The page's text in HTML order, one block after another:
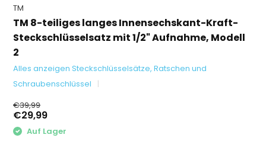
TM
TM 8-teiliges langes Innensechskant-Kraft-
Steckschlüsselsatz mit 1/2" Aufnahme, Modell
2
Alles anzeigen Steckschlüsselsätze, Ratschen und
Schraubenschlüssel
€39,99
€29,99
Auf Lager